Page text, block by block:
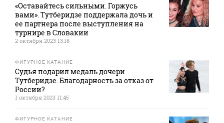
«Оставайтесь сильными. Горжусь
вами». Тутберидзе поддержала дочь и
ее партнера после выступления на
турнире в Словакии
2 октября 2023 13:18
ФИГУРНОЕ КАТАНИЕ
Судья подарил медаль дочери
Тутберидзе. Благодарность за отказ от
России?
1 октября 2023 11:45
ФИГУРНОЕ КАТАНИЕ